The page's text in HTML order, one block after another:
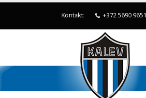
Kontakt: +372 5690 9651